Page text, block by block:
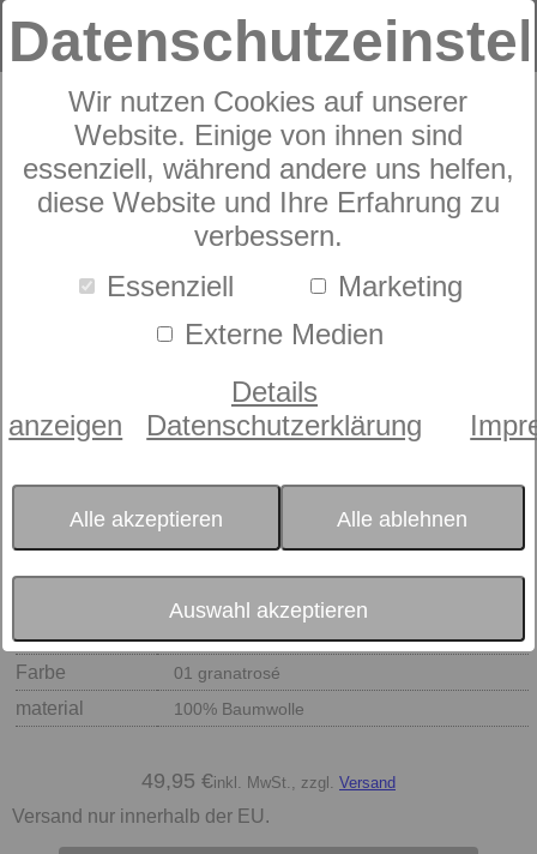
Wir nutzen Cookies auf unserer
Website. Einige von ihnen sind
essenziell, während andere uns helfen,
diese Website und Ihre Erfahrung zu
verbessern.
Essenziell
Marketing
Externe Medien
Details
anzeigen
Datenschutzerklärung
Alle akzeptieren Alle ablehnen
Auswahl akzeptieren
Janine DAVOS
65036
Größe
Farbe
01 granatrosé
material 100% Baumwolle
49,95 €inkl. MwSt., zzgl. Versand
Versand nur innerhalb der EU.